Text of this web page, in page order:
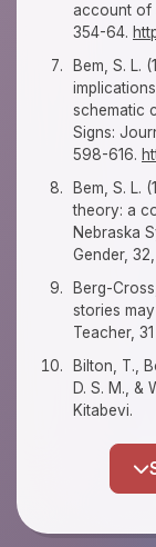
account of
354-64.
Bem, S. L.
schematic
Signs:
598-616.
Bem, S. L.
theory: a
Nebraska
Gender,
Berg-
stories
Teacher,
Bilton, T.,
D. S. M., &
Kitabevi.